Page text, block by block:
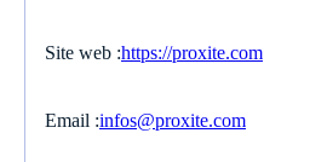
Site web :https://proxite.com
Email :infos@proxite.com